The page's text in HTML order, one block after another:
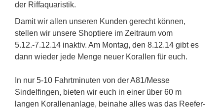
der Riffaquaristik.
Damit wir allen unseren Kunden gerecht können,
stellen wir unsere Shoptiere im Zeitraum vom
5.12.-7.12.14 inaktiv. Am Montag, den 8.12.14 gibt es
dann wieder jede Menge neuer Korallen für euch.
In nur 5-10 Fahrtminuten von der A81/Messe
Sindelfingen, bieten wir euch in einer über 60 m
langen Korallenanlage, beinahe alles was das Reefer-